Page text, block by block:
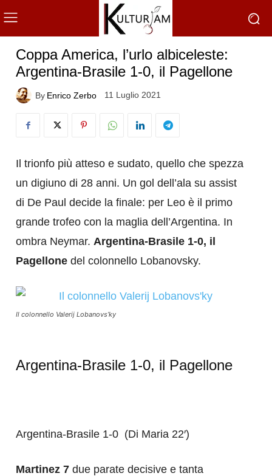
Coppa America, l’urlo albiceleste:
Argentina-Brasile 1-0, il Pagellone
By Enrico Zerbo 11 Luglio 2021
Il trionfo più atteso e sudato, quello che spezza
un digiuno di 28 anni. Un gol dell’ala su assist
di De Paul decide la finale: per Leo è il primo
grande trofeo con la maglia dell’Argentina. In
ombra Neymar. Argentina-Brasile 1-0, il
Pagellone del colonnello Lobanovsky.
Il colonnello Valerij Lobanovs’ky
Argentina-Brasile 1-0, il Pagellone
Argentina-Brasile 1-0 (Di Maria 22′)
Martinez 7 due parate decisive e tanta